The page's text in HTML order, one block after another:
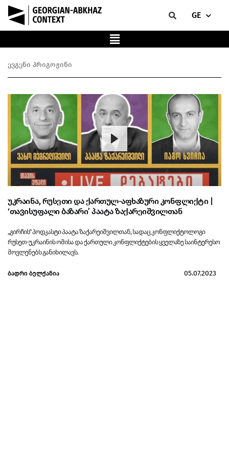
GE
ევგენი პრიგოჟინი
უკრაინა, რუსეთი და ქართულ-აფხაზური კონფლიქტი |
‘თავისუფალი ბაზარი’ პაატა ზაქარეიშვილთან
„გირჩის“ პოდკასტი პაატა ზაქარეიშვილთან, სადაც კონფლიქტოლოგი
რუსეთ-უკრაინის ომისა და ქართული კონფლიქტების ყველაზე საინტერესო
მოვლენებს განიხილავს.
ბადრი ბელქანია 05.07.2023